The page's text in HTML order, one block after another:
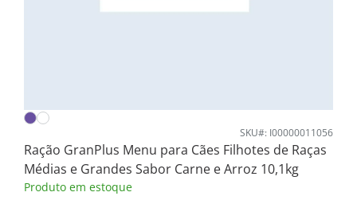
SKU#: I00000011056
Ração GranPlus Menu para Cães Filhotes de Raças
Médias e Grandes Sabor Carne e Arroz 10,1kg
Produto em estoque